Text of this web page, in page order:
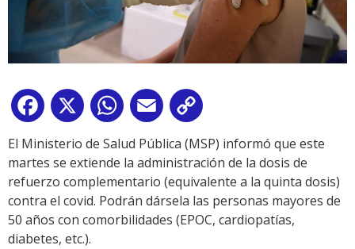
Facebook
X WhatsApp
Email
Link
El Ministerio de Salud Pública (MSP) informó que este
martes se extiende la administración de la dosis de
refuerzo complementario (equivalente a la quinta dosis)
contra el covid. Podrán dársela las personas mayores de
50 años con comorbilidades (EPOC, cardiopatías,
diabetes, etc.).